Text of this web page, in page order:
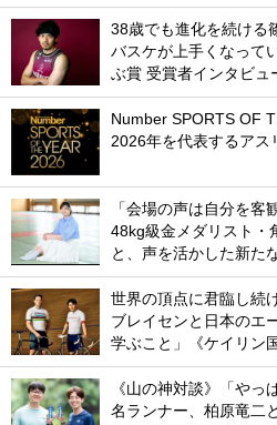
38歳でも進化を続ける
バスケが上手くなって
ぶ賞 受賞者インタビュ
Number SPORTS OF
2026年を代表するアス
「会場の声は自分を客
48kg級金メダリスト・
と、声を活かした新た
世界の頂点に君臨し続
ブレイセンと日本のエ
学ぶこと」《ケイリン
《山の神対談》「やっ
名ランナー、柏原竜二